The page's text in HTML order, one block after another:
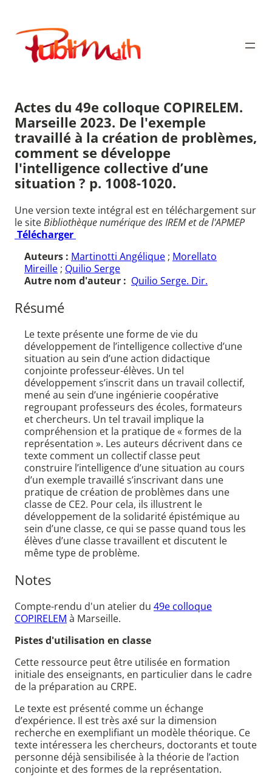
contenu
Publimath
Actes du 49e colloque COPIRELEM.
Marseille 2023. De l'exemple
travaillé à la création de problèmes,
comment se développe
l'intelligence collective d’une
situation ? p. 1008-1020.
Une version texte intégral est en téléchargement sur
le siteBibliothèque numérique des IREM et de l'APMEP
Télécharger
Auteurs : Martinotti Angélique ; Morellato
Mireille ; Quilio Serge
Autre nom d'auteur : Quilio Serge. Dir.
Résumé
Le texte présente une forme de vie du
développement de l’intelligence collective d’une
situation au sein d’une action didactique
conjointe professeur-élèves. Un tel
développement s’inscrit dans un travail collectif,
mené au sein d’une ingénierie coopérative
regroupant professeurs des écoles, formateurs
et chercheurs. Un tel travail implique la
compréhension et la pratique de « formes de la
représentation ». Les auteurs décrivent dans ce
texte comment un collectif classe peut
construire l’intelligence d’une situation au cours
d’un exemple travaillé s’inscrivant dans une
pratique de création de problèmes dans une
classe de CE2. Pour cela, ils illustrent le
développement de la solidarité épistémique au
sein d’une classe, ce qui se passe quand tous les
élèves d’une classe travaillent et discutent le
même type de problème.
Notes
Compte-rendu d'un atelier du 49e colloque
COPIRELEM à Marseille.
Pistes d'utilisation en classe
Cette ressource peut être utilisée en formation
initiale des enseignants, en particulier dans le cadre
de la préparation au CRPE.
Le texte est présenté comme un échange
d’expérience. Il est très axé sur la dimension
recherche en exemplifiant un modèle théorique. Ce
texte intéressera les chercheurs, doctorants et toute
personne déjà sensibilisée à la théorie de l’action
conjointe et des formes de la représentation.